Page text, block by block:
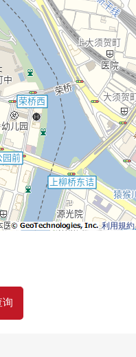
、CF所有房间交换
利用規約
询